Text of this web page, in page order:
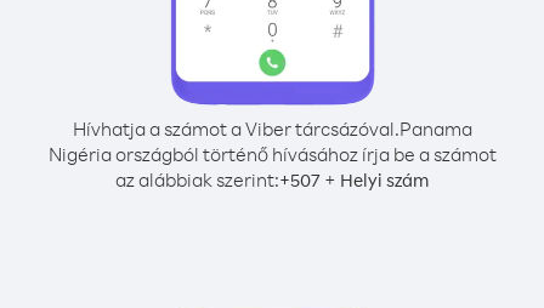
Hívhatja a számot a Viber tárcsázóval.Panama
Nigéria országból történő hívásához írja be a számot
az alábbiak szerint:+507 + Helyi szám